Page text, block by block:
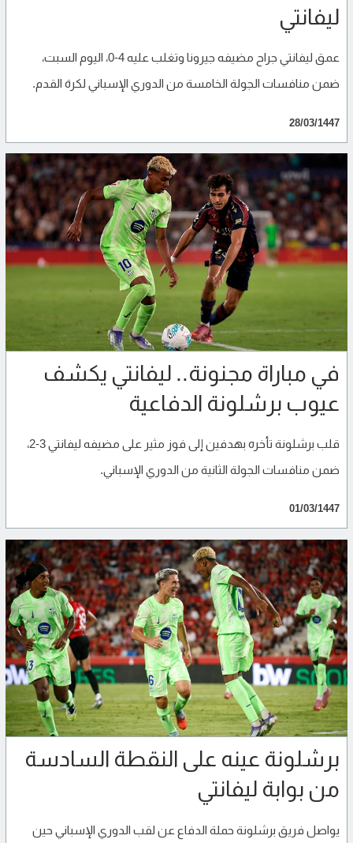
ليفانتي
عمق ليفانتي جراح مضيفه جيرونا وتغلب عليه 4-0، اليوم السبت،
ضمن منافسات الجولة الخامسة من الدوري الإسباني لكرة القدم.
28/03/1447
في مباراة مجنونة.. ليفانتي يكشف
عيوب برشلونة الدفاعية
قلب برشلونة تأخره بهدفين إلى فوز مثير على مضيفه ليفانتي 3-2،
ضمن منافسات الجولة الثانية من الدوري الإسباني.
01/03/1447
برشلونة عينه على النقطة السادسة
من بوابة ليفانتي
يواصل فريق برشلونة حملة الدفاع عن لقب الدوري الإسباني حين